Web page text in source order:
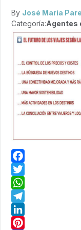
By José María
Categoría:Agentes
Facebook
Twitter
WhatsApp
Telegram
LinkedIn